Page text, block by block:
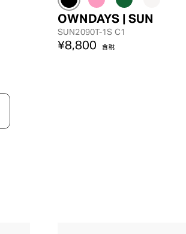
OWNDAYS | SUN
SUN2090T-1S C1
¥8,800 含稅